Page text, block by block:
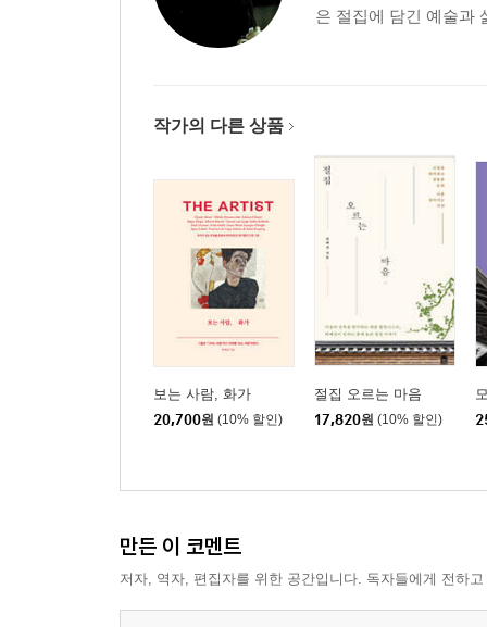
폴 세잔 Paul Ceanne_ 색채로 쌓아 올린 산
화가의 인생 그림 〈생트 빅투아르 산〉
화가의 인생 그림 〈멕시코와 미국의 국경에 서있
그랜트 우드 Grant Wood_ 아메리칸 드림이라는 허
화가의 인생 그림 〈미국식 고딕〉
조지아 오키프 Georgia O’Keeffe_ 동물의 뼈를 들
화가의 인생 그림 〈멀고도 가까운 곳에서〉
에곤 실레 Egon Schiele_ 서로를 뜨겁게 끌어안은
화가의 인생 그림 〈죽음과 소녀〉
작가의 인생작 『어린 왕자』 자필 원고와 데생
미주
은 절집에 담긴 예술과
작가의 다른 상품
보는 사람, 화가
20,700원 (10% 할인)
절집 오르는 마음
17,820원 (10% 할인)
만든 이 코멘트
저자, 역자, 편집자를 위한 공간입니다. 독자들에게 전하